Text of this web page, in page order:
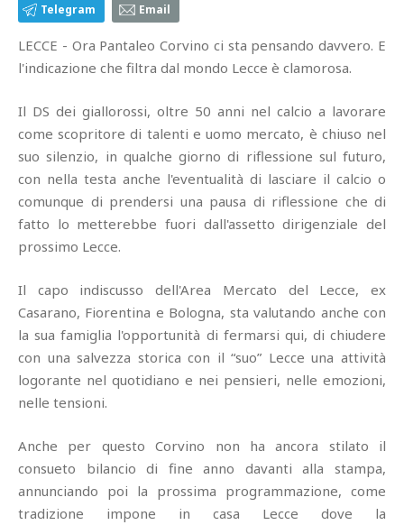
Telegram Email
LECCE - Ora Pantaleo Corvino ci sta pensando davvero. E
l'indicazione che filtra dal mondo Lecce è clamorosa.
Il DS dei giallorossi, oltre 50 anni nel calcio a lavorare
come scopritore di talenti e uomo mercato, è chiuso nel
suo silenzio, in qualche giorno di riflessione sul futuro,
con nella testa anche l'eventualità di lasciare il calcio o
comunque di prendersi una pausa di riflessione che di
fatto lo metterebbe fuori dall'assetto dirigenziale del
prossimo Lecce.
Il capo indiscusso dell'Area Mercato del Lecce, ex
Casarano, Fiorentina e Bologna, sta valutando anche con
la sua famiglia l'opportunità di fermarsi qui, di chiudere
con una salvezza storica con il “suo” Lecce una attività
logorante nel quotidiano e nei pensieri, nelle emozioni,
nelle tensioni.
Anche per questo Corvino non ha ancora stilato il
consueto bilancio di fine anno davanti alla stampa,
annunciando poi la prossima programmazione, come
tradizione impone in casa Lecce dove la